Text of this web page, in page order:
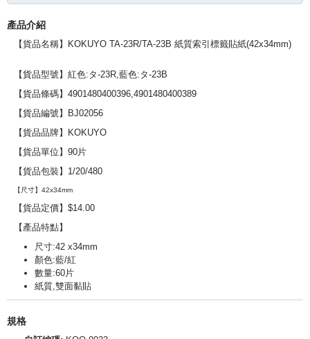
產品介紹
【貨品名稱】KOKUYO TA-23R/TA-23B 紙質索引標籤貼紙(42x34mm)
【貨品型號】紅色:タ-23R,藍色:タ-23B
【貨品條碼】 4901480400396,4901480400389
【貨品編號】BJ02056
【貨品品牌】
KOKUYO
【貨品單位】90片
【貨品包裝】1/20/480
【尺寸】42x34mm
【貨品定價】$14.00
【產品特點】
尺寸:42 x34mm
顏色:藍/紅
數量:60片
紙質,雙面黏貼
規格